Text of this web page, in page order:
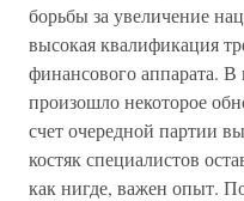
борьбы за увеличение
высокая квалификация
финансового аппарата.
произошло некоторое
счет очередной партии
костяк специалистов
как нигде, важен опыт.